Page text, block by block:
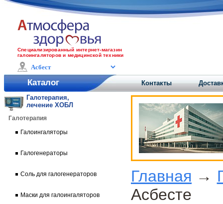
Специализированный интернет-магазин
галоингаляторов и медицинской техники
Каталог Контакты
Галотерапия,
лечение ХОБЛ
Галотерапия
Галоингаляторы
Галогенераторы
Соль для галогенераторов
Маски для галоингаляторов
Главная →
Асбесте